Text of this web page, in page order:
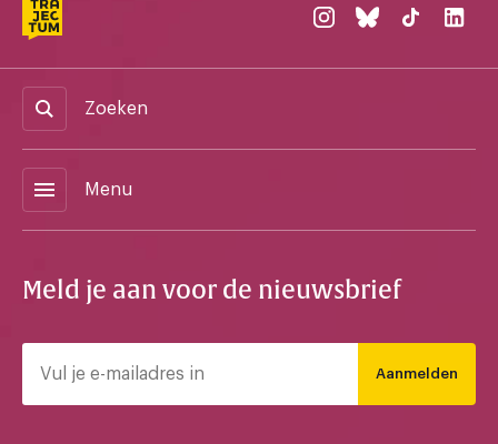
Zoeken
menu Menu
Meld je aan voor de nieuwsbrief
Aanmelden